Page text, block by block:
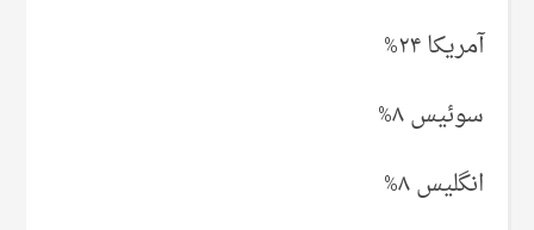
آمریکا ۲۴%
سوئیس ۸%
انگلیس ۸%